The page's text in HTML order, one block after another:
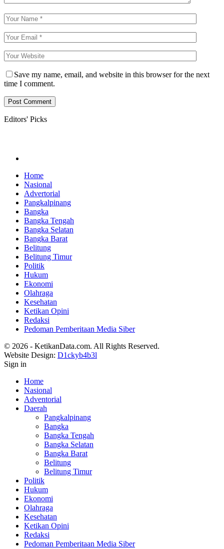
Save my name, email, and website in this browser for the next
time I comment.
Editors' Picks
Home
Nasional
Advertorial
Pangkalpinang
Bangka
Bangka Tengah
Bangka Selatan
Bangka Barat
Belitung
Belitung Timur
Politik
Hukum
Ekonomi
Olahraga
Kesehatan
Ketikan Opini
Redaksi
Pedoman Pemberitaan Media Siber
© 2026 - KetikanData.com. All Rights Reserved.
Website Design: D1ckyb4b3l
Sign in
Home
Nasional
Adventorial
Daerah
Pangkalpinang
Bangka
Bangka Tengah
Bangka Selatan
Bangka Barat
Belitung
Belitung Timur
Politik
Hukum
Ekonomi
Olahraga
Kesehatan
Ketikan Opini
Redaksi
Pedoman Pemberitaan Media Siber